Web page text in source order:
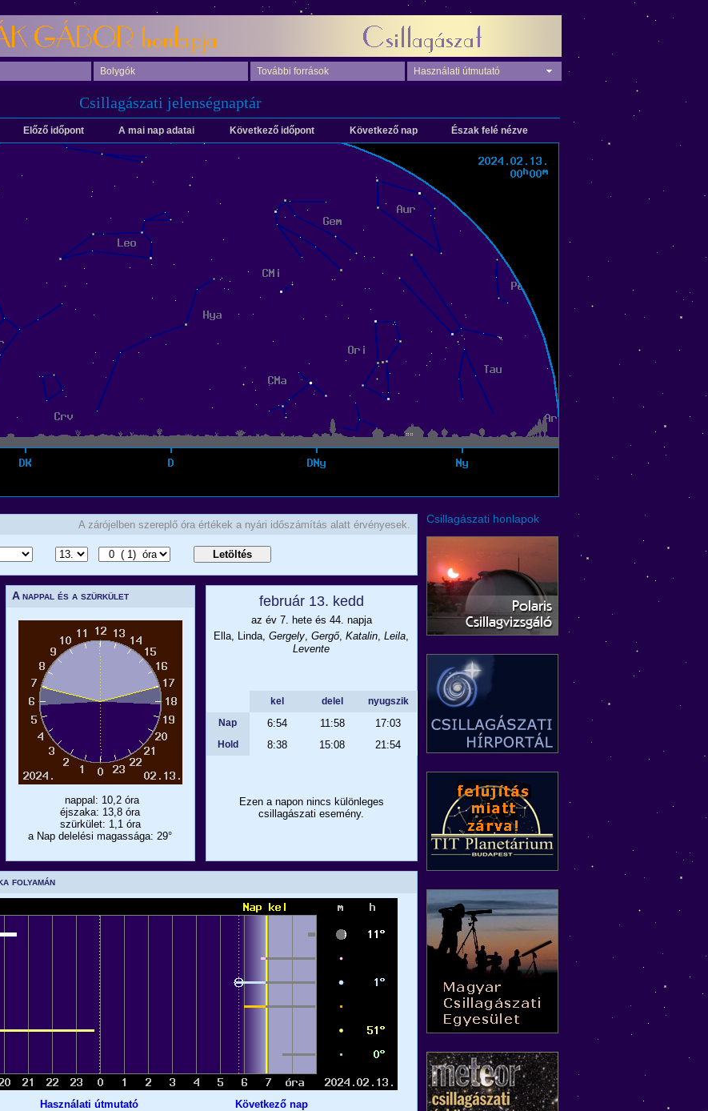
Bolygók További források Használati útmutató
Csillagászati jelenségnaptár
Előző időpont A mai nap adatai Következő időpont Következő nap Észak felé nézve
A zárójelben szereplő óra értékek a nyári időszámítás alatt érvényesek.
A nappal és a szürkület
nappal: 10,2 óra
éjszaka: 13,8 óra
szürkület: 1,1 óra
a Nap delelési magassága: 29°
február 13. kedd
az év 7. hete és 44. napja
Ella, Linda, Gergely, Gergő, Katalin, Leila,
Levente
kel delel
nyugszik
Nap
6:54 11:58 17:03
Hold 8:38 15:08 21:54
Ezen a napon nincs különleges
csillagászati esemény.
folyamán
Használati útmutató Következő nap
Csillagászati honlapok